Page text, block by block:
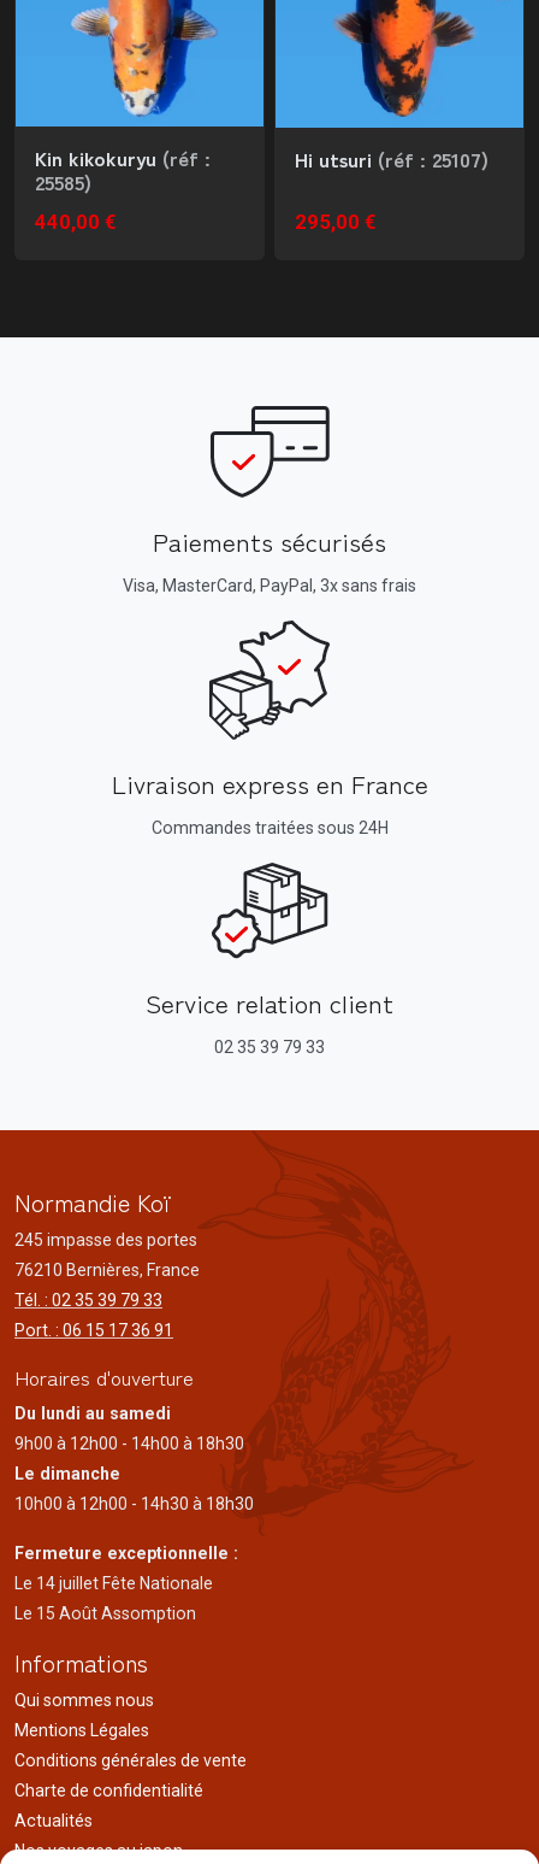
Kin kikokuryu (réf :
25585)
440,00 €
Hi utsuri (réf : 25107)
295,00 €
Paiements sécurisés
Visa, MasterCard, PayPal, 3x sans frais
Livraison express en France
Commandes traitées sous 24H
Service relation client
02 35 39 79 33
Normandie Koï
245 impasse des portes
76210 Bernières, France
Tél. : 02 35 39 79 33
Port. : 06 15 17 36 91
Horaires d'ouverture
Du lundi au samedi
9h00 à 12h00 - 14h00 à 18h30
Le dimanche
10h00 à 12h00 - 14h30 à 18h30
Fermeture exceptionnelle :
Le 14 juillet Fête Nationale
Le 15 Août Assomption
Informations
Qui sommes nous
Mentions Légales
Conditions générales de vente
Charte de confidentialité
Actualités
Nos voyages au japon